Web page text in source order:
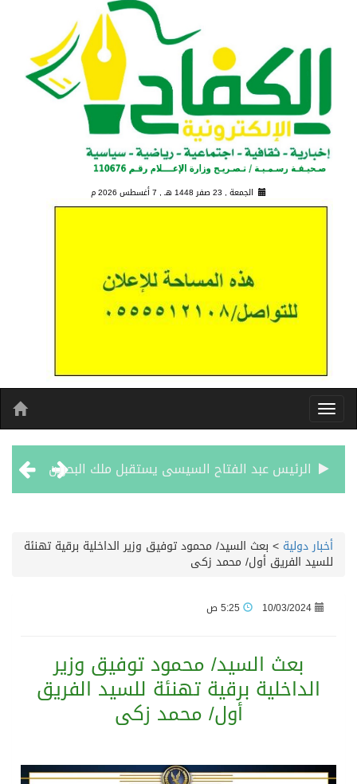
الجمعة , 23 صفر 1448 هـ , 7 أغسطس 2026 م
الرئيس عبد الفتاح السيسى يستقبل ملك البحرين
أخبار دولية > بعث السيد/ محمود توفيق وزير الداخلية برقية تهنئة
للسيد الفريق أول/ محمد زكى
10/03/2024
بعث السيد/ محمود توفيق وزير
الداخلية برقية تهنئة للسيد الفريق
أول/ محمد زكى